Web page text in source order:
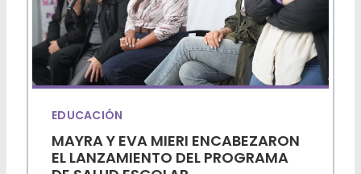
EDUCACIÓN
MAYRA Y EVA MIERI ENCABEZARON
EL LANZAMIENTO DEL PROGRAMA